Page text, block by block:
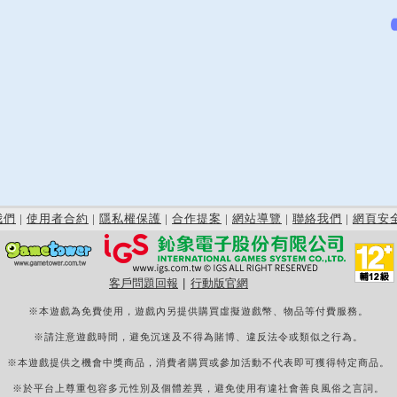
們 | 使用者合約 | 隱私權保護 | 合作提案 | 網站導覽 | 聯絡我們 | 網頁安
客戶問題回報 行動版官網
※本遊戲為免費使用，遊戲內另提供購買虛擬遊戲幣、物品等付費服務。
※請注意遊戲時間，避免沉迷及不得為賭博、違反法令或類似之行為。
※本遊戲提供之機會中獎商品，消費者購買或參加活動不代表即可獲得特定商品。
※於平台上尊重包容多元性別及個體差異，避免使用有違社會善良風俗之言詞。